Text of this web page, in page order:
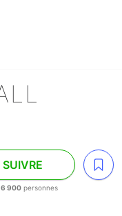
SUIVRE
6 900personnes